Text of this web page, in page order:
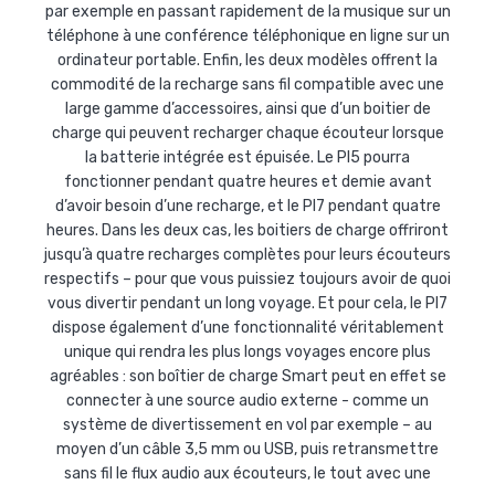
par exemple en passant rapidement de la musique sur un
téléphone à une conférence téléphonique en ligne sur un
ordinateur portable. Enfin, les deux modèles offrent la
commodité de la recharge sans fil compatible avec une
large gamme d’accessoires, ainsi que d’un boitier de
charge qui peuvent recharger chaque écouteur lorsque
la batterie intégrée est épuisée. Le PI5 pourra
fonctionner pendant quatre heures et demie avant
d’avoir besoin d’une recharge, et le PI7 pendant quatre
heures. Dans les deux cas, les boitiers de charge offriront
jusqu’à quatre recharges complètes pour leurs écouteurs
respectifs – pour que vous puissiez toujours avoir de quoi
vous divertir pendant un long voyage. Et pour cela, le PI7
dispose également d’une fonctionnalité véritablement
unique qui rendra les plus longs voyages encore plus
agréables : son boîtier de charge Smart peut en effet se
connecter à une source audio externe - comme un
système de divertissement en vol par exemple – au
moyen d’un câble 3,5 mm ou USB, puis retransmettre
sans fil le flux audio aux écouteurs, le tout avec une